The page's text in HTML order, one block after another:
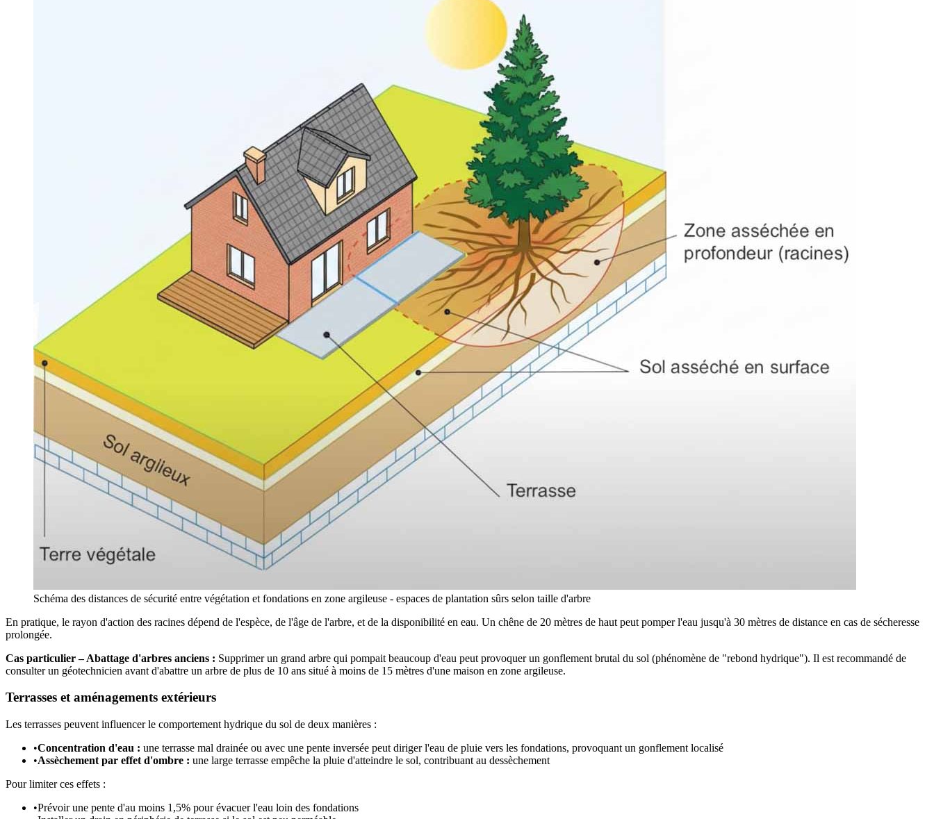
Schéma des distances de sécurité entre végétation et fondations en zone argileuse - espaces de plantation sûrs selon taille d'arbre
En pratique, le rayon d'action des racines dépend de l'espèce, de l'âge de l'arbre, et de la disponibilité en eau. Un chêne de 20 mètres de haut peut pomper l'eau jusqu'à 30 mètres de distance en cas de sécheresse
prolongée.
Cas particulier – Abattage d'arbres anciens : Supprimer un grand arbre qui pompait beaucoup d'eau peut provoquer un gonflement brutal du sol (phénomène de "rebond hydrique"). Il est recommandé de
consulter un géotechnicien avant d'abattre un arbre de plus de 10 ans situé à moins de 15 mètres d'une maison en zone argileuse.
Terrasses et aménagements extérieurs
Les terrasses peuvent influencer le comportement hydrique du sol de deux manières :
•Concentration d'eau : une terrasse mal drainée ou avec une pente inversée peut diriger l'eau de pluie vers les fondations, provoquant un gonflement localisé
•Assèchement par effet d'ombre : une large terrasse empêche la pluie d'atteindre le sol, contribuant au dessèchement
Pour limiter ces effets :
•Prévoir une pente d'au moins 1,5% pour évacuer l'eau loin des fondations